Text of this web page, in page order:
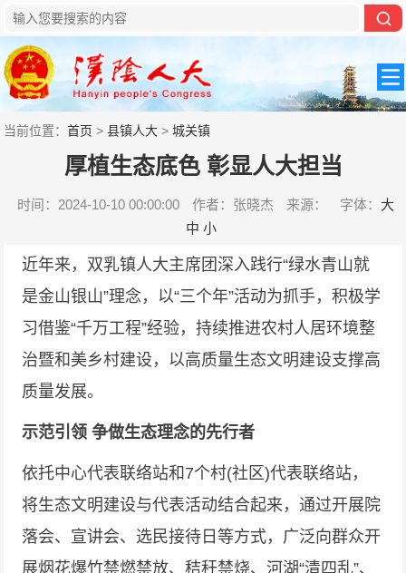
当前位置：首页 >县镇人大 >城关镇
厚植生态底色 彰显人大担当
时间：2024-10-10 00:00:00 作者：张晓杰 来源： 字体： 大
中 小
近年来，双乳镇人大主席团深入践行“绿水青山就
是金山银山”理念，以“三个年”活动为抓手，积极学
习借鉴“千万工程”经验，持续推进农村人居环境整
治暨和美乡村建设，以高质量生态文明建设支撑高
质量发展。
示范引领 争做生态理念的先行者
依托中心代表联络站和7个村(社区)代表联络站，
将生态文明建设与代表活动结合起来，通过开展院
落会、宣讲会、选民接待日等方式，广泛向群众开
展烟花爆竹禁燃禁放、秸秆禁烧、河湖“清四乱”、